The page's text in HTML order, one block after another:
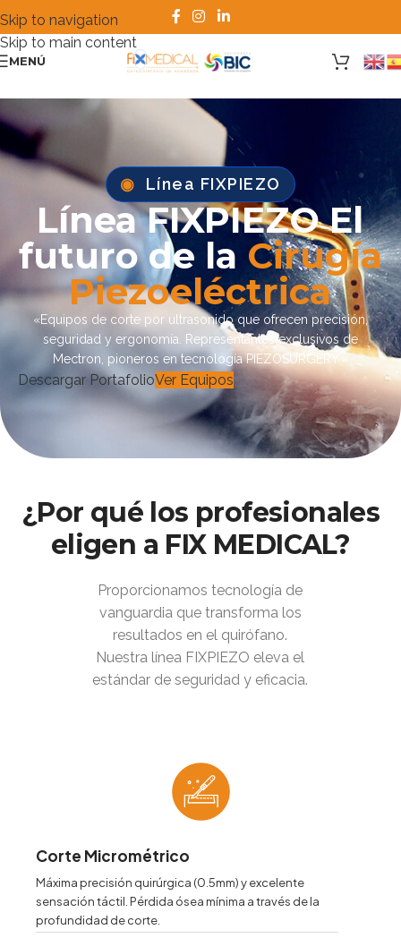
Skip to navigation
Skip to main content
MENÚ
◉ Línea FIXPIEZO
Línea FIXPIEZO El
futuro de la Cirugía
Piezoeléctrica
«Equipos de corte por ultrasonido que ofrecen precisión,
seguridad y ergonomía. Representantes exclusivos de
Mectron, pioneros en tecnología PIEZOSURGERY.»
Descargar PortafolioVer Equipos
¿Por qué los profesionales
eligen a FIX MEDICAL?
Proporcionamos tecnología de
vanguardia que transforma los
resultados en el quirófano.
Nuestra línea FIXPIEZO eleva el
estándar de seguridad y eficacia.
Corte Micrométrico
Máxima precisión quirúrgica (0.5mm) y excelente
sensación táctil. Pérdida ósea mínima a través de la
profundidad de corte.